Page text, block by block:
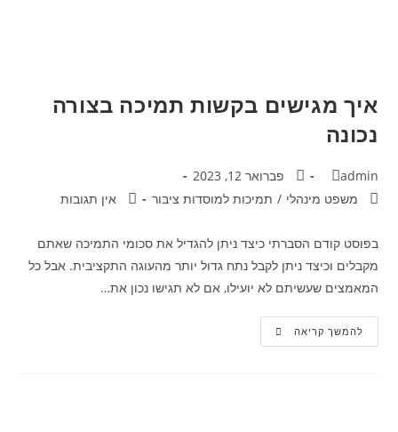
איך מגישים בקשות תמיכה בצורה
נכונה
admin
פברואר 12, 2023
משפט מינהלי / תמיכות למוסדות ציבור אין תגובות
בפוסט קודם הסברתי כיצד ניתן להגדיל את סכומי התמיכה שאתם
מקבלים וכיצד ניתן לקבל נתח גדול יותר מהעוגה התקציבית. אבל כל
המאמצים שעשיתם לא יועילו, אם לא תגישו נכון את…
להמשך קריאה